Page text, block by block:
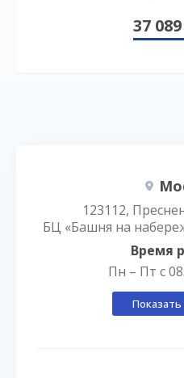
37
123112,
БЦ «Башня на
Время
Пн – Пт с
Показать